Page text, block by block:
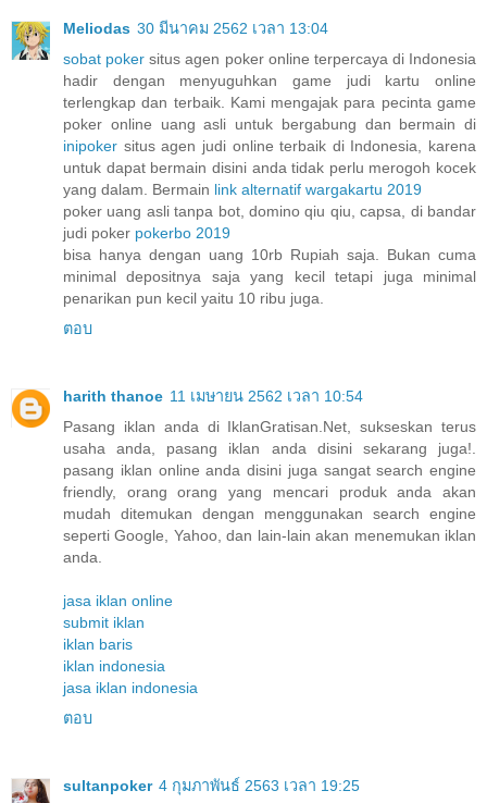
Meliodas 30 มีนาคม 2562 เวลา 13:04
sobat poker situs agen poker online terpercaya di Indonesia
hadir dengan menyuguhkan game judi kartu online
terlengkap dan terbaik. Kami mengajak para pecinta game
poker online uang asli untuk bergabung dan bermain di
inipoker situs agen judi online terbaik di Indonesia, karena
untuk dapat bermain disini anda tidak perlu merogoh kocek
yang dalam. Bermain link alternatif wargakartu 2019
poker uang asli tanpa bot, domino qiu qiu, capsa, di bandar
judi poker pokerbo 2019
bisa hanya dengan uang 10rb Rupiah saja. Bukan cuma
minimal depositnya saja yang kecil tetapi juga minimal
penarikan pun kecil yaitu 10 ribu juga.
ตอบ
harith thanoe 11 เมษายน 2562 เวลา 10:54
Pasang iklan anda di IklanGratisan.Net, sukseskan terus
usaha anda, pasang iklan anda disini sekarang juga!.
pasang iklan online anda disini juga sangat search engine
friendly, orang orang yang mencari produk anda akan
mudah ditemukan dengan menggunakan search engine
seperti Google, Yahoo, dan lain-lain akan menemukan iklan
anda.
jasa iklan online
submit iklan
iklan baris
iklan indonesia
jasa iklan indonesia
ตอบ
sultanpoker 4 กุมภาพันธ์ 2563 เวลา 19:25